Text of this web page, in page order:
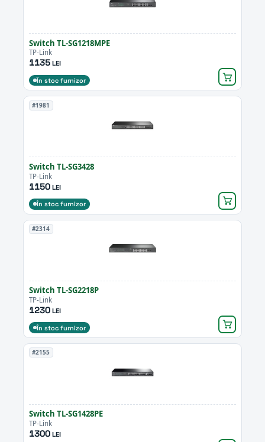
Switch TL-SG1218MPE
TP-Link
1135LEI
În stoc furnizor
#1981
Switch TL-SG3428
TP-Link
1150LEI
În stoc furnizor
#2314
Switch TL-SG2218P
TP-Link
1230LEI
În stoc furnizor
#2155
Switch TL-SG1428PE
TP-Link
1300LEI